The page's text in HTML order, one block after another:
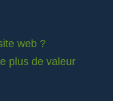
web ?
plus de valeur